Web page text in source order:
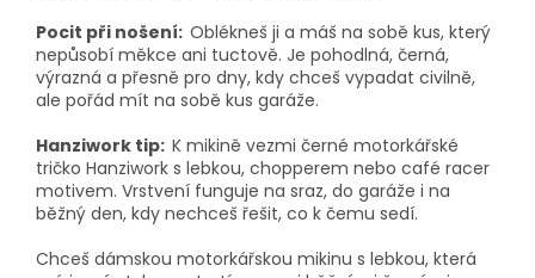
Pocit při nošení: Oblékneš ji a máš na sobě kus, který
nepůsobí měkce ani tuctově. Je pohodlná, černá,
výrazná a přesně pro dny, kdy chceš vypadat civilně,
ale pořád mít na sobě kus garáže.
Hanziwork tip: K mikině vezmi černé motorkářské
tričko Hanziwork s lebkou, chopperem nebo café racer
motivem. Vrstvení funguje na sraz, do garáže i na
běžný den, kdy nechceš řešit, co k čemu sedí.
Chceš dámskou motorkářskou mikinu s lebkou, která